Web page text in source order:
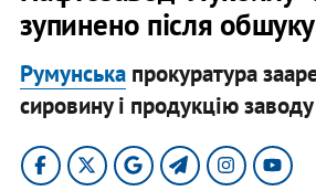
зупинено після обшуку
Румунськапрокуратура
сировину і продукцію заводу